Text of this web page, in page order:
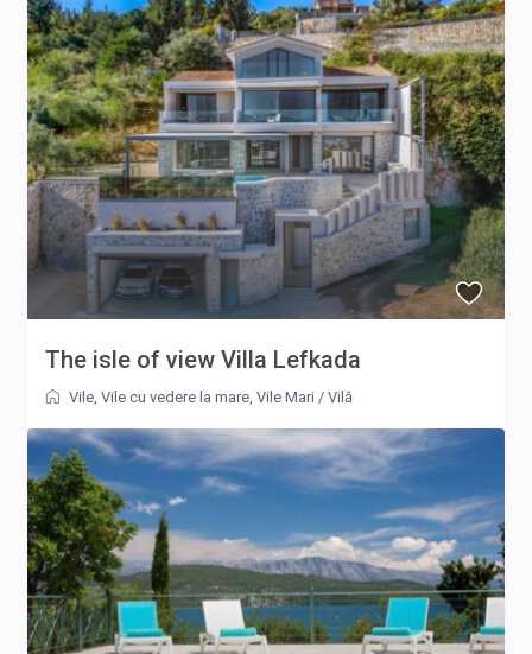
The isle of view Villa Lefkada
Vile ,Vile cu vedere la mare ,Vile Mari /Vilă